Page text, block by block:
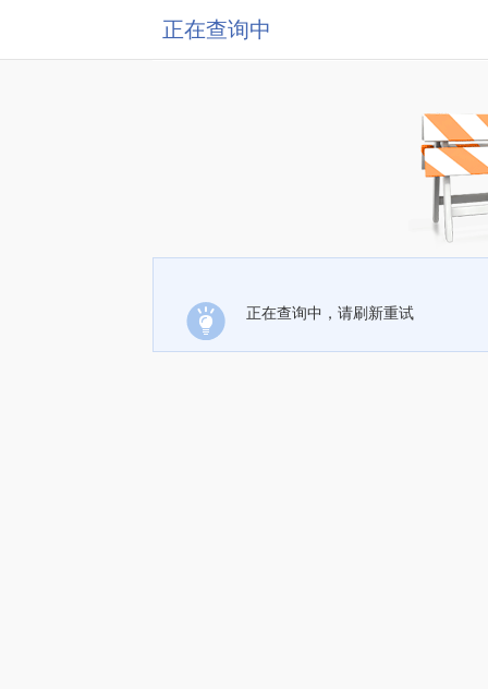
正在查询中
正在查询中，请刷新重试